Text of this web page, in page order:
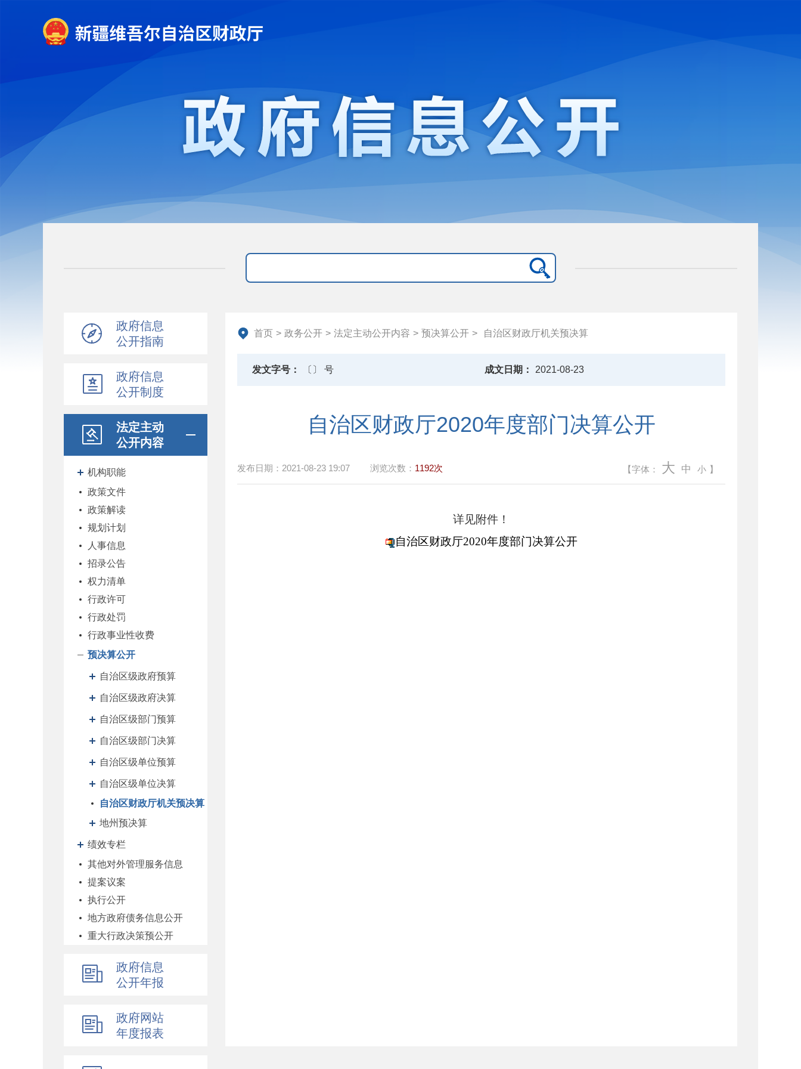
政府信息
公开指南
政府信息
公开制度
法定主动
公开内容
机构职能
政策文件
政策解读
规划计划
人事信息
招录公告
权力清单
行政许可
行政处罚
行政事业性收费
预决算公开
自治区级政府预算
自治区级政府决算
自治区级部门预算
自治区级部门决算
自治区级单位预算
自治区级单位决算
自治区财政厅机关预决算
地州预决算
绩效专栏
其他对外管理服务信息
提案议案
执行公开
地方政府债务信息公开
重大行政决策预公开
财政数据
直达资金
简政放权
政府信息
公开年报
政府网站
年度报表
首页 > 政务公开 > 法定主动公开内容 > 预决算公开 > 自治区财政厅机关预决算
发文字号： 〔〕 号 成文日期： 2021-08-23
自治区财政厅2020年度部门决算公开
发布日期： 2021-08-23 19:07 浏览次数： 1192次 【字体： 大 中 小 】
详见附件！
自治区财政厅2020年度部门决算公开